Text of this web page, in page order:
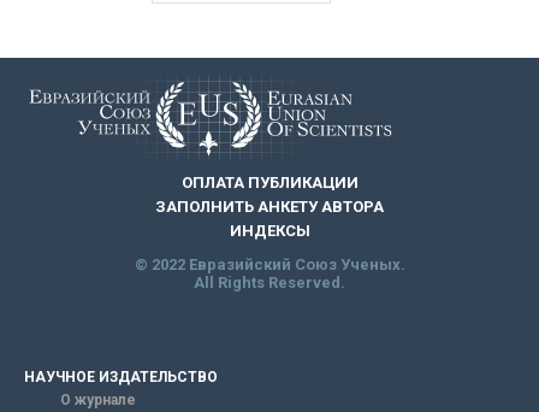
ОПЛАТА ПУБЛИКАЦИИ
ЗАПОЛНИТЬ АНКЕТУ АВТОРА
ИНДЕКСЫ
© 2022 Евразийский Союз Ученых.
All Rights Reserved.
НАУЧНОЕ ИЗДАТЕЛЬСТВО
О журнале